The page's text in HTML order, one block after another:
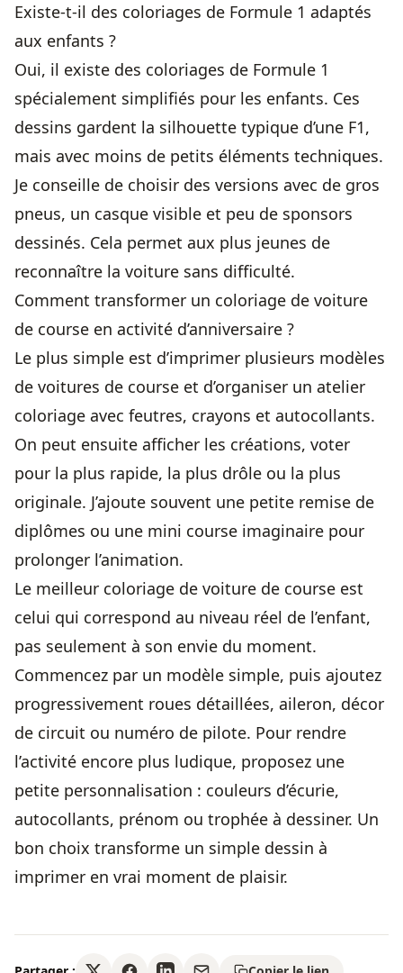
Existe-t-il des coloriages de Formule 1 adaptés
aux enfants ?
Oui, il existe des coloriages de Formule 1
spécialement simplifiés pour les enfants. Ces
dessins gardent la silhouette typique d’une F1,
mais avec moins de petits éléments techniques.
Je conseille de choisir des versions avec de gros
pneus, un casque visible et peu de sponsors
dessinés. Cela permet aux plus jeunes de
reconnaître la voiture sans difficulté.
Comment transformer un coloriage de voiture
de course en activité d’anniversaire ?
Le plus simple est d’imprimer plusieurs modèles
de voitures de course et d’organiser un atelier
coloriage avec feutres, crayons et autocollants.
On peut ensuite afficher les créations, voter
pour la plus rapide, la plus drôle ou la plus
originale. J’ajoute souvent une petite remise de
diplômes ou une mini course imaginaire pour
prolonger l’animation.
Le meilleur coloriage de voiture de course est
celui qui correspond au niveau réel de l’enfant,
pas seulement à son envie du moment.
Commencez par un modèle simple, puis ajoutez
progressivement roues détaillées, aileron, décor
de circuit ou numéro de pilote. Pour rendre
l’activité encore plus ludique, proposez une
petite personnalisation : couleurs d’écurie,
autocollants, prénom ou trophée à dessiner. Un
bon choix transforme un simple dessin à
imprimer en vrai moment de plaisir.